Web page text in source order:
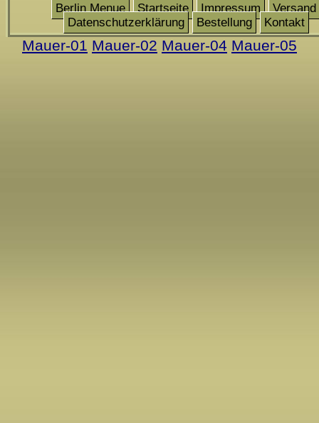
Berlin Menue Startseite Impressum
Versand
Datenschutzerklärung
Bestellung Kontakt
Mauer-01 Mauer-02 Mauer-04 Mauer-05